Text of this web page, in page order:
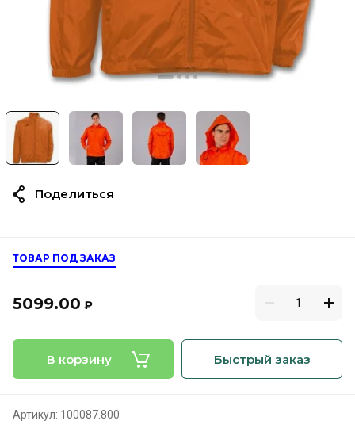
ТОВАР ПОД ЗАКАЗ
5099.00 ₽
В корзину Быстрый заказ
Артикул: 100087.800
Поделиться